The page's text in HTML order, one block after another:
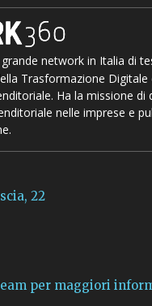
network in Italia di
Trasformazione Digitale
Ha la missione di
nelle imprese e
22
per maggiori